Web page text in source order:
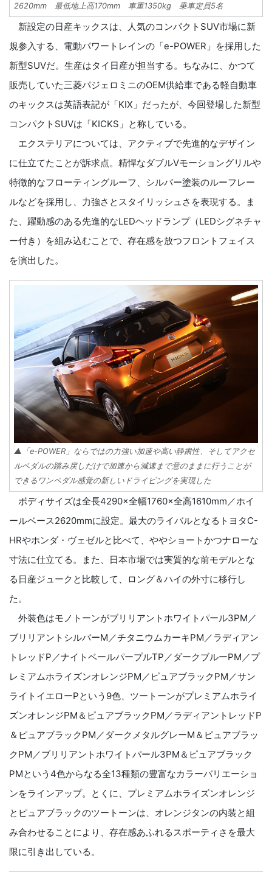
2620mm 最低地上高170mm 車重1350kg 乗車定員5名
新設定の日産キックスは、人気のコンパクトSUV市場に新
規参入する、電動パワートレインの「e-POWER」を採用した
新型SUVだ。生産はタイ日産が担当する。ちなみに、かつて
販売していた三菱パジェロミニのOEM供給車である軽自動車
のキックスは英語表記が「KIX」だったが、今回登場した新型
コンパクトSUVは「KICKS」と称している。
エクステリアについては、アクティブで先進的なデザイン
に仕立てたことが訴求点。精悍なダブルVモーショングリルや
特徴的なフローティングルーフ、シルバー塗装のルーフレー
ルなどを採用し、力強さとスタイリッシュさを表現する。ま
た、躍動感のある先進的なLEDヘッドランプ（LEDシグネチャ
ー付き）を組み込むことで、存在感を放つフロントフェイス
を演出した。
▲「e-POWER」ならではの力強い加速や高い静粛性、そしてアクセ
ルペダルの踏み戻しだけで加速から減速まで意のままに行うことが
できるワンペダル感覚の新しいドライビングを実現した
ボディサイズは全長4290×全幅1760×全高1610mm／ホイ
ールベース2620mmに設定。最大のライバルとなるトヨタC-
HRやホンダ・ヴェゼルと比べて、ややショートかつナローな
寸法に仕立てる。また、日本市場では実質的な前モデルとな
る日産ジュークと比較して、ロング＆ハイの外寸に移行し
た。
外装色はモノトーンがブリリアントホワイトパール3PM／
ブリリアントシルバーM／チタニウムカーキPM／ラディアン
トレッドP／ナイトベールパープルTP／ダークブルーPM／プ
レミアムホライズンオレンジPM／ピュアブラックPM／サン
ライトイエローPという9色、ツートーンがプレミアムホライ
ズンオレンジPM＆ピュアブラックPM／ラディアントレッドP
＆ピュアブラックPM／ダークメタルグレーM＆ピュアブラッ
クPM／ブリリアントホワイトパール3PM＆ピュアブラック
PMという4色からなる全13種類の豊富なカラーバリエーショ
ンをラインアップ。とくに、プレミアムホライズンオレンジ
とピュアブラックのツートーンは、オレンジタンの内装と組
み合わせることにより、存在感あふれるスポーティさを最大
限に引き出している。